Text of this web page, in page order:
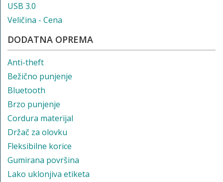
USB 3.0
Veličina - Cena
DODATNA OPREMA
Anti-theft
Bežično punjenje
Bluetooth
Brzo punjenje
Cordura materijal
Držač za olovku
Fleksibilne korice
Gumirana površina
Lako uklonjiva etiketa